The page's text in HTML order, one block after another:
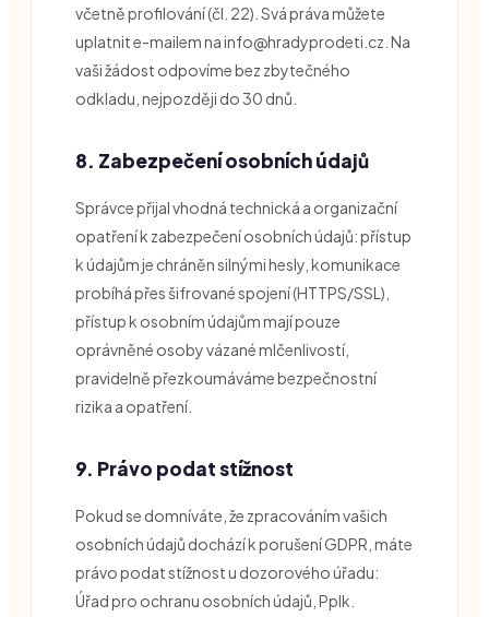
včetně profilování (čl. 22). Svá práva můžete
uplatnit e-mailem na info@hradyprodeti.cz. Na
vaši žádost odpovíme bez zbytečného
odkladu, nejpozději do 30 dnů.
8. Zabezpečení osobních údajů
Správce přijal vhodná technická a organizační
opatření k zabezpečení osobních údajů: přístup
k údajům je chráněn silnými hesly, komunikace
probíhá přes šifrované spojení (HTTPS/SSL),
přístup k osobním údajům mají pouze
oprávněné osoby vázané mlčenlivostí,
pravidelně přezkoumáváme bezpečnostní
rizika a opatření.
9. Právo podat stížnost
Pokud se domníváte, že zpracováním vašich
osobních údajů dochází k porušení GDPR, máte
právo podat stížnost u dozorového úřadu:
Úřad pro ochranu osobních údajů, Pplk.